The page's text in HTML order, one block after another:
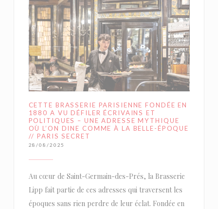
CETTE BRASSERIE PARISIENNE FONDÉE EN
1880 A VU DÉFILER ÉCRIVAINS ET
POLITIQUES – UNE ADRESSE MYTHIQUE
OÙ L’ON DINE COMME À LA BELLE-ÉPOQUE
// PARIS SECRET
28/08/2025
Au cœur de Saint-Germain-des-Prés, la Brasserie
Lipp fait partie de ces adresses qui traversent les
époques sans rien perdre de leur éclat. Fondée en